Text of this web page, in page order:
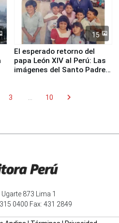
15
El esperado retorno del
papa León XIV al Perú: Las
imágenes del Santo Padre
3 10 chevron_right
873 Lima 1
0400 Fax: 431 2849